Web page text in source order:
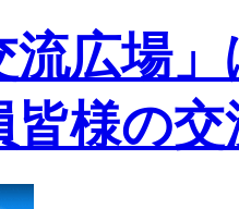
流広場
皆様の